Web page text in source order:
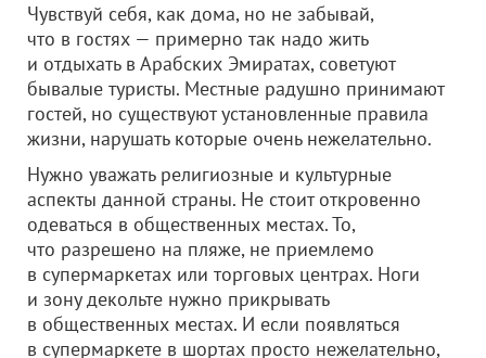
Чувствуй себя, как дома, но не забывай,
что в гостях — примерно так надо жить
и отдыхать в Арабских Эмиратах, советуют
бывалые туристы. Местные радушно принимают
гостей, но существуют установленные правила
жизни, нарушать которые очень нежелательно.
Нужно уважать религиозные и культурные
аспекты данной страны. Не стоит откровенно
одеваться в общественных местах. То,
что разрешено на пляже, не приемлемо
в супермаркетах или торговых центрах. Ноги
и зону декольте нужно прикрывать
в общественных местах. И если появляться
в супермаркете в шортах просто нежелательно,